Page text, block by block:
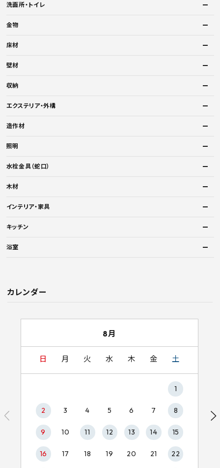
洗面所・トイレ
金物
床材
壁材
収納
エクステリア・外構
造作材
照明
水栓金具（蛇口）
木材
インテリア・家具
キッチン
浴室
カレンダー
8月
日 月 火 水 木 金 土
1
2 3 4 5 6 7 8
9 10 11 12 13 14 15
16 17 18 19 20 21 22